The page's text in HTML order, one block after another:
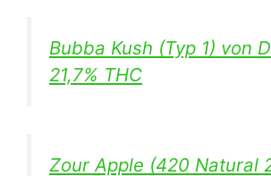
Bubba Kush (Typ 1) von
21,7% THC
Zour Apple (420 Natural